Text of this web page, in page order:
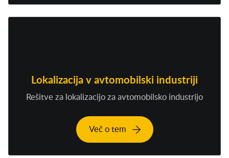
Lokalizacija v avtomobilski industriji
Rešitve za lokalizacijo za avtomobilsko industrijo
Več o tem